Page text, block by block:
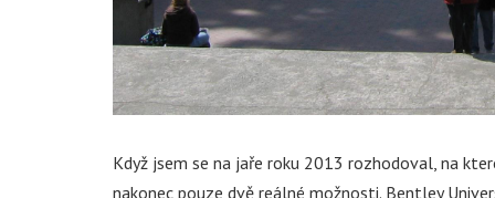
Když jsem se na jaře roku 2013 rozhodoval, na
nakonec pouze dvě reálné možnosti. Bentley